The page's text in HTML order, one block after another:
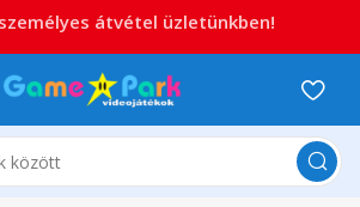
személyes átvétel üzletünkben!